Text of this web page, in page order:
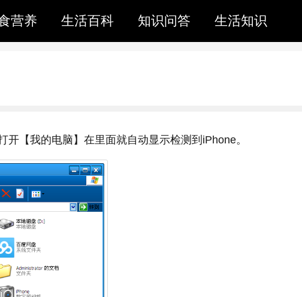
营养 生活百科 知识问答 生活知识
【我的电脑】在里面就自动显示检测到iPhone。